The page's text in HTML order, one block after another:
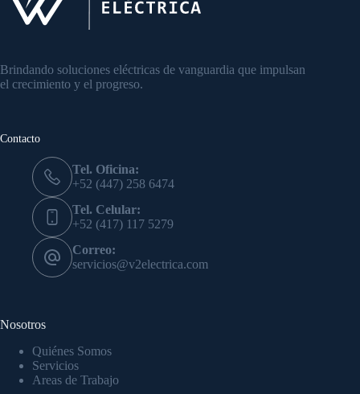
Brindando soluciones eléctricas de vanguardia que impulsan
el crecimiento y el progreso.
Contacto
Tel. Oficina:
+52 (447) 258 6474
Tel. Celular:
+52 (417) 117 5279
Correo:
servicios@v2electrica.com
Nosotros
Quiénes Somos
Servicios
Areas de Trabajo